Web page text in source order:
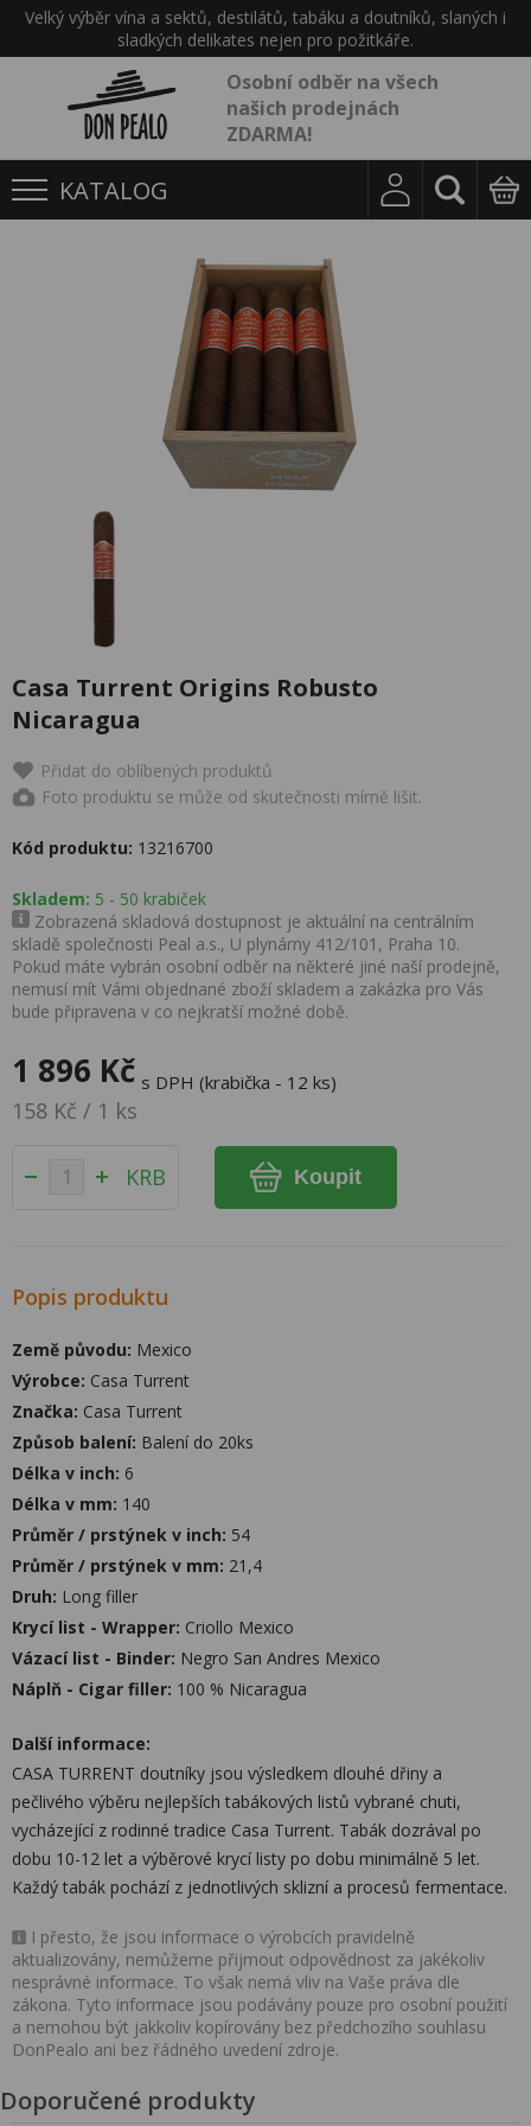
Velký výběr vína a sektů, destilátů, tabáku a doutníků, slaných i
sladkých delikates nejen pro požitkáře.
Osobní odběr na všech
našich prodejnách
ZDARMA!
KATALOG
Casa Turrent Origins Robusto
Nicaragua
Přidat do oblíbených produktů
Foto produktu se může od skutečnosti mírně lišit.
Kód produktu: 13216700
Skladem: 5 - 50 krabiček
Zobrazená skladová dostupnost je aktuální na centrálním
skladě společnosti Peal a.s., U plynárny 412/101, Praha 10.
Pokud máte vybrán osobní odběr na některé jiné naší prodejně,
nemusí mít Vámi objednané zboží skladem a zakázka pro Vás
bude připravena v co nejkratší možné době.
1 896 Kč s DPH (krabička - 12 ks)
158 Kč / 1 ks
KRB Koupit
Popis produktu
Země původu: Mexico
Výrobce: Casa Turrent
Značka: Casa Turrent
Způsob balení: Balení do 20ks
Délka v inch: 6
Délka v mm: 140
Průměr / prstýnek v inch: 54
Průměr / prstýnek v mm: 21,4
Druh: Long filler
Krycí list - Wrapper: Criollo Mexico
Vázací list - Binder: Negro San Andres Mexico
Náplň - Cigar filler: 100 % Nicaragua
Další informace:
CASA TURRENT doutníky jsou výsledkem dlouhé dřiny a
pečlivého výběru nejlepších tabákových listů vybrané chuti,
vycházející z rodinné tradice Casa Turrent. Tabák dozrával po
dobu 10-12 let a výběrové krycí listy po dobu minimálně 5 let.
Každý tabák pochází z jednotlivých sklizní a procesů fermentace.
I přesto, že jsou informace o výrobcích pravidelně
aktualizovány, nemůžeme přijmout odpovědnost za jakékoliv
nesprávné informace. To však nemá vliv na Vaše práva dle
zákona. Tyto informace jsou podávány pouze pro osobní použití
a nemohou být jakkoliv kopírovány bez předchozího souhlasu
DonPealo ani bez řádného uvedení zdroje.
Doporučené produkty